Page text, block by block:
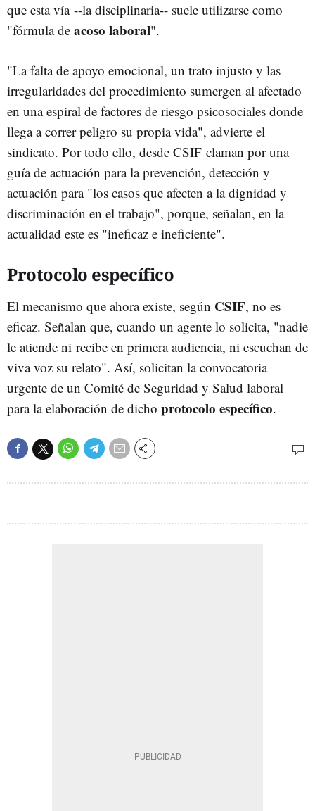
que esta vía --la disciplinaria-- suele utilizarse como
"fórmula de acoso laboral".
"La falta de apoyo emocional, un trato injusto y las
irregularidades del procedimiento sumergen al afectado
en una espiral de factores de riesgo psicosociales donde
llega a correr peligro su propia vida", advierte el
sindicato. Por todo ello, desde CSIF claman por una
guía de actuación para la prevención, detección y
actuación para "los casos que afecten a la dignidad y
discriminación en el trabajo", porque, señalan, en la
actualidad este es "ineficaz e ineficiente".
Protocolo específico
El mecanismo que ahora existe, según CSIF, no es
eficaz. Señalan que, cuando un agente lo solicita, "nadie
le atiende ni recibe en primera audiencia, ni escuchan de
viva voz su relato". Así, solicitan la convocatoria
urgente de un Comité de Seguridad y Salud laboral
para la elaboración de dicho protocolo específico.